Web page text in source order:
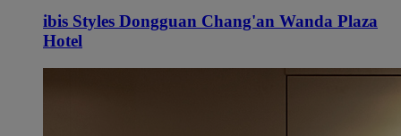
ibis Styles Dongguan Chang'an Wanda Plaza
Hotel